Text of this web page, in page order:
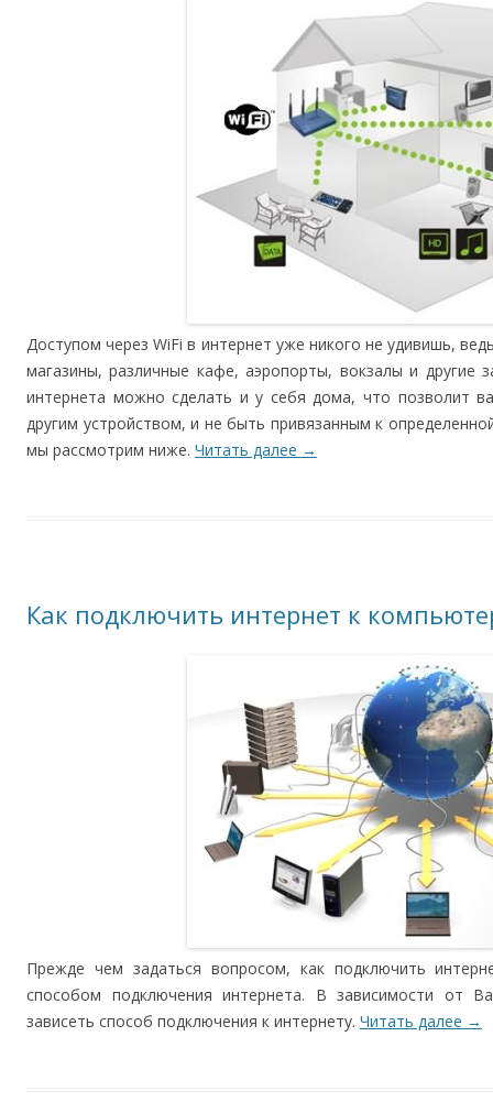
Доступом через WiFi в интернет уже никого не удивишь,
магазины, различные кафе, аэропорты, вокзалы и другие
интернета можно сделать и у себя дома, что позволит
другим устройством, и не быть привязанным к
мы рассмотрим ниже. Читать далее →
Как подключить интернет к
Прежде чем задаться вопросом, как подключить
способом подключения интернета. В зависимости от
зависеть способ подключения к интернету. Читать далее →